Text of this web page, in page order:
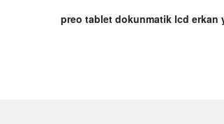
preo tablet dokunmatik lcd erkan